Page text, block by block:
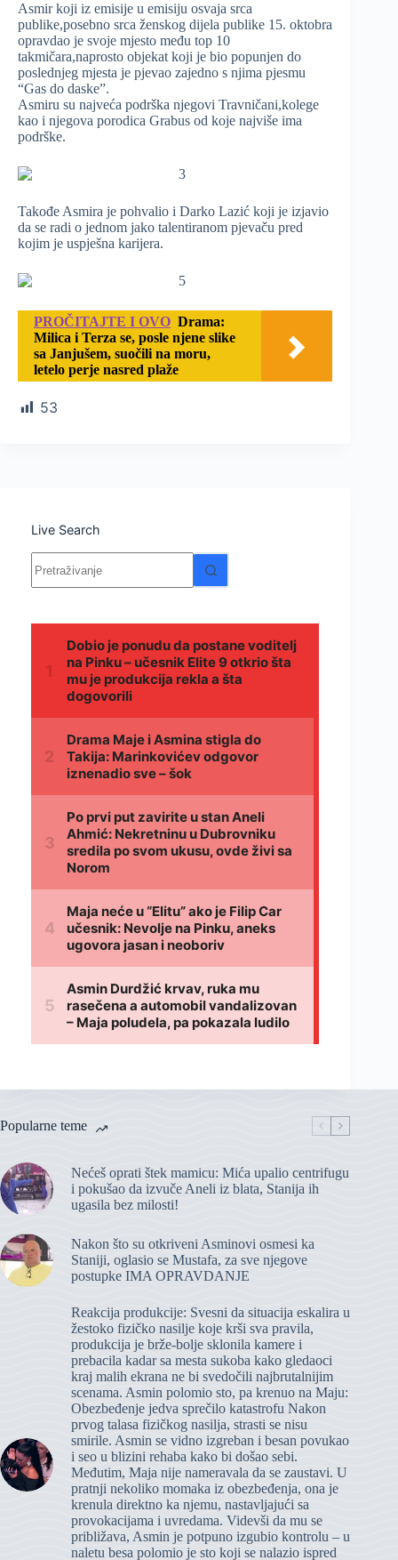
Asmir koji iz emisije u emisiju osvaja srca
publike,posebno srca ženskog dijela publike 15. oktobra
opravdao je svoje mjesto među top 10
takmičara,naprosto objekat koji je bio popunjen do
poslednjeg mjesta je pjevao zajedno s njima pjesmu
“Gas do daske”.
Asmiru su najveća podrška njegovi Travničani,kolege
kao i njegova porodica Grabus od koje najviše ima
podrške.
Takođe Asmira je pohvalio i Darko Lazić koji je izjavio
da se radi o jednom jako talentiranom pjevaču pred
kojim je uspješna karijera.
PROČITAJTE I OVO Drama:
Milica i Terza se, posle njene slike
sa Janjušem, suočili na moru,
letelo perje nasred plaže
53
Live Search
Nema
rezultata.
Popularne teme
Nećeš oprati štek mamicu: Mića upalio centrifugu
i pokušao da izvuče Aneli iz blata, Stanija ih
ugasila bez milosti!
Nakon što su otkriveni Asminovi osmesi ka
Staniji, oglasio se Mustafa, za sve njegove
postupke IMA OPRAVDANJE
Reakcija produkcije: Svesni da situacija eskalira u
žestoko fizičko nasilje koje krši sva pravila,
produkcija je brže-bolje sklonila kamere i
prebacila kadar sa mesta sukoba kako gledaoci
kraj malih ekrana ne bi svedočili najbrutalnijim
scenama. Asmin polomio sto, pa krenuo na Maju:
Obezbeđenje jedva sprečilo katastrofu Nakon
prvog talasa fizičkog nasilja, strasti se nisu
smirile. Asmin se vidno izgreban i besan povukao
i seo u blizini rehaba kako bi došao sebi.
Međutim, Maja nije nameravala da se zaustavi. U
pratnji nekoliko momaka iz obezbeđenja, ona je
krenula direktno ka njemu, nastavljajući sa
provokacijama i uvredama. Videvši da mu se
približava, Asmin je potpuno izgubio kontrolu – u
naletu besa polomio je sto koji se nalazio ispred